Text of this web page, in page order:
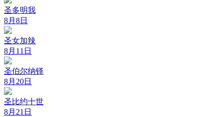
圣多明我
8月8日
圣女加辣
8月11日
圣伯尔纳铎
8月20日
圣比约十世
8月21日